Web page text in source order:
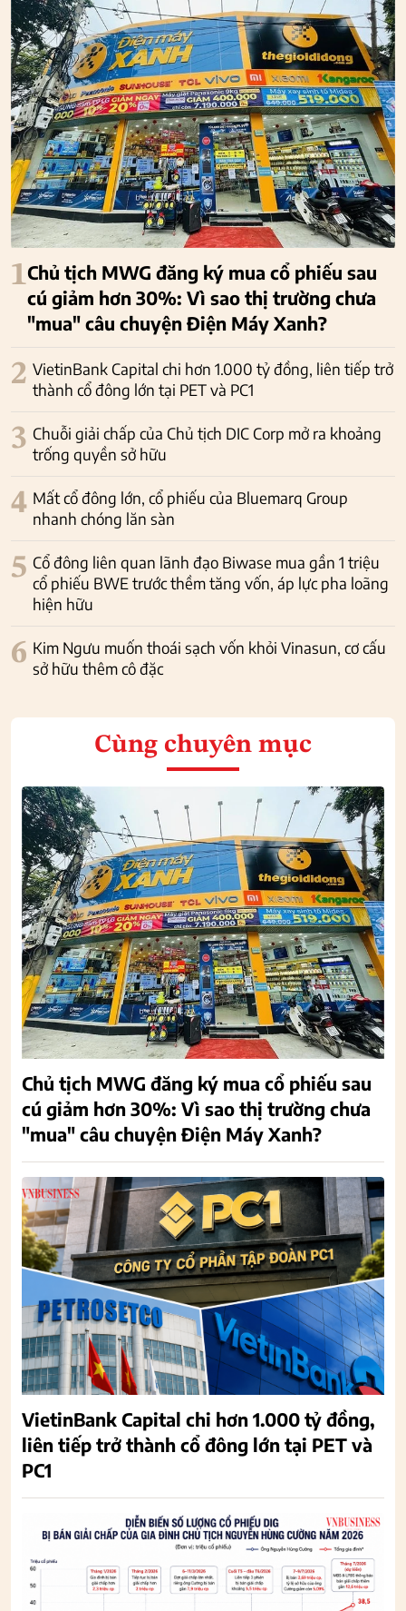
1Chủ tịch MWG đăng ký mua cổ phiếu sau
cú giảm hơn 30%: Vì sao thị trường chưa
"mua" câu chuyện Điện Máy Xanh?
2 VietinBank Capital chi hơn 1.000 tỷ đồng, liên tiếp trở
thành cổ đông lớn tại PET và PC1
3 Chuỗi giải chấp của Chủ tịch DIC Corp mở ra khoảng
trống quyền sở hữu
4 Mất cổ đông lớn, cổ phiếu của Bluemarq Group
nhanh chóng lăn sàn
5 Cổ đông liên quan lãnh đạo Biwase mua gần 1 triệu
cổ phiếu BWE trước thềm tăng vốn, áp lực pha loãng
hiện hữu
6 Kim Ngưu muốn thoái sạch vốn khỏi Vinasun, cơ cấu
sở hữu thêm cô đặc
Cùng chuyên mục
Chủ tịch MWG đăng ký mua cổ phiếu sau
cú giảm hơn 30%: Vì sao thị trường chưa
"mua" câu chuyện Điện Máy Xanh?
VietinBank Capital chi hơn 1.000 tỷ đồng,
liên tiếp trở thành cổ đông lớn tại PET và
PC1